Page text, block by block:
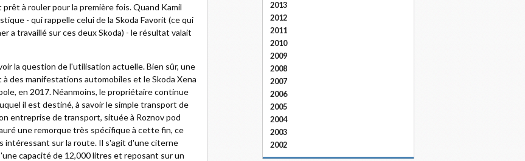
à rouler pour la première fois. Quand Kamil
- qui rappelle celui de la Skoda Favorit (ce qui
a travaillé sur ces deux Skoda) - le résultat valait
la question de l'utilisation actuelle. Bien sûr, une
des manifestations automobiles et le Skoda Xena
en 2017. Néanmoins, le propriétaire continue
il est destiné, à savoir le simple transport de
entreprise de transport, située à Roznov pod
une remorque très spécifique à cette fin, ce
intéressant sur la route. Il s'agit d'une citerne
capacité de 12,000 litres et reposant sur un
2013
2012
2011
2010
2009
2008
2007
2006
2005
2004
2003
2002